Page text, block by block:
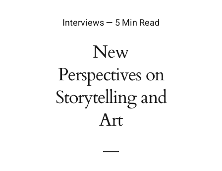
Interviews — 5 Min Read
New
Perspectives on
Storytelling and
Art